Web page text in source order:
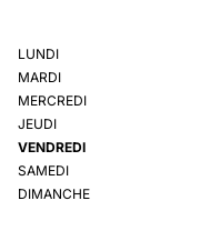
Présentation
Carte
Horaires
Bons cadeaux
Évènements
Accès
LUNDI
MARDI
MERCREDI
JEUDI
VENDREDI
SAMEDI
DIMANCHE